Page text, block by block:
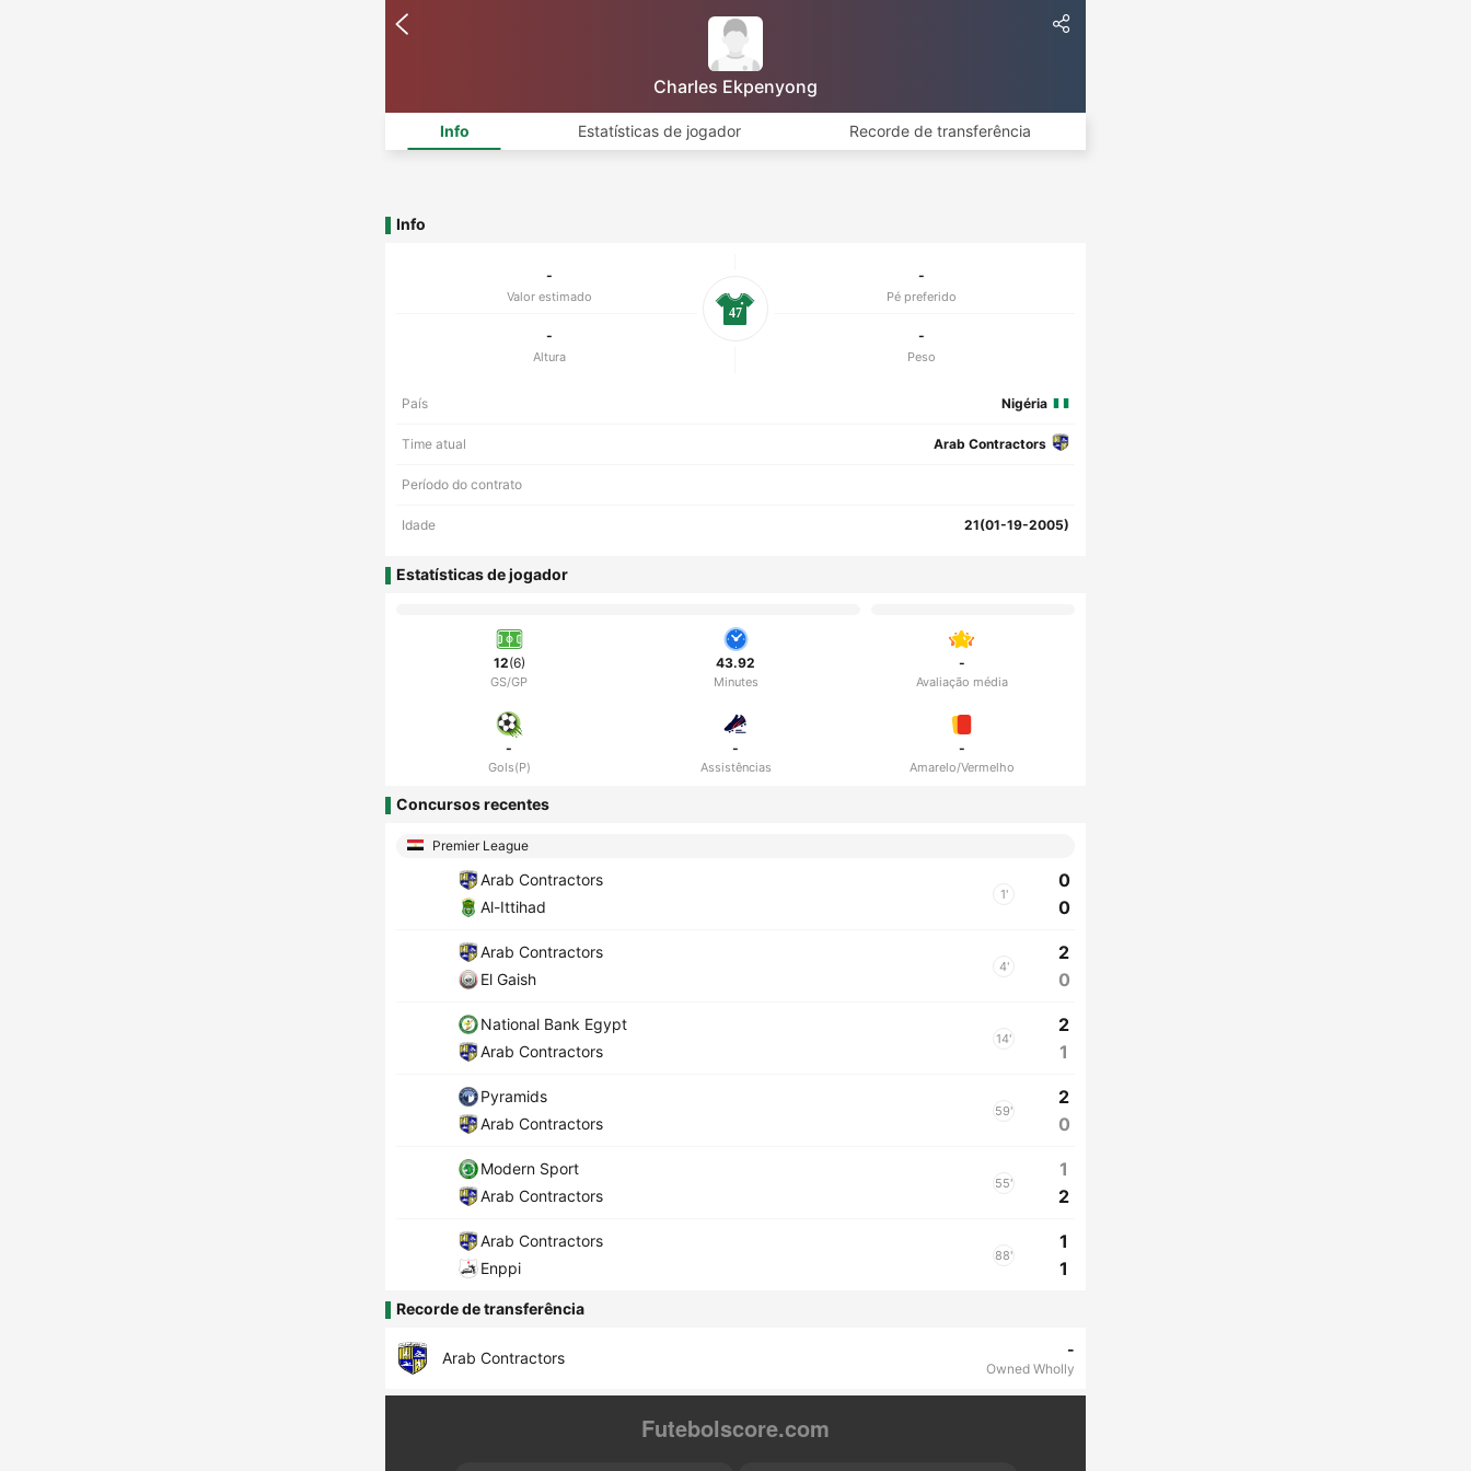
Charles Ekpenyong
Info Estatísticas de jogador Recorde de transferência
Info
-
Valor estimado
-
Pé preferido
-
Altura
-
Peso
47
País Nigéria
Time atual Arab Contractors
Período do contrato
Idade 21(01-19-2005)
Estatísticas de jogador
12(6)
GS/GP
43.92
Minutes
-
Avaliação média
-
Gols(P)
-
Assistências
-
Amarelo/Vermelho
Concursos recentes
Premier League
Arab Contractors
Al-Ittihad
1'
0
0
Arab Contractors
El Gaish
4'
2
0
National Bank Egypt
Arab Contractors
14'
2
1
Pyramids
Arab Contractors
59'
2
0
Modern Sport
Arab Contractors
55'
1
2
Arab Contractors
Enppi
88'
1
1
Recorde de transferência
Arab Contractors -
Owned Wholly
Futebolscore.com